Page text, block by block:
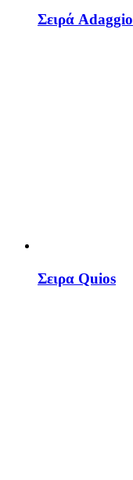
Σειρά Adaggio
Σειρα Quios